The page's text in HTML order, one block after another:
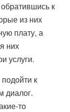
к
из них
плату, а
них
услуги.
к
диалог.
то